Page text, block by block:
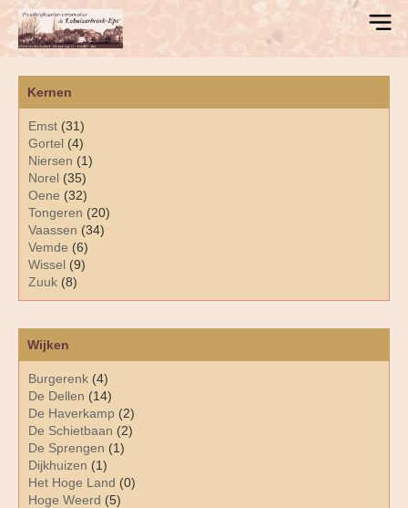
Kernen
Emst (31)
Gortel (4)
Niersen (1)
Norel (35)
Oene (32)
Tongeren (20)
Vaassen (34)
Vemde (6)
Wissel (9)
Zuuk (8)
Wijken
Burgerenk (4)
De Dellen (14)
De Haverkamp (2)
De Schietbaan (2)
De Sprengen (1)
Dijkhuizen (1)
Het Hoge Land (0)
Hoge Weerd (5)